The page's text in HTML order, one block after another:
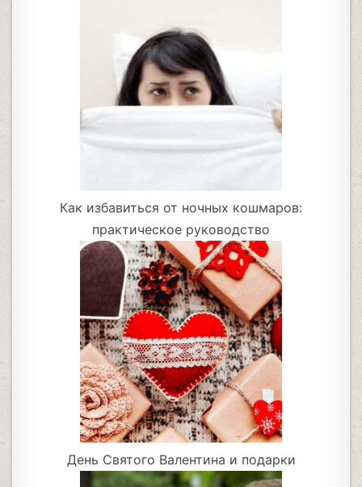
Как избавиться от ночных кошмаров:
практическое руководство
День Святого Валентина и подарки